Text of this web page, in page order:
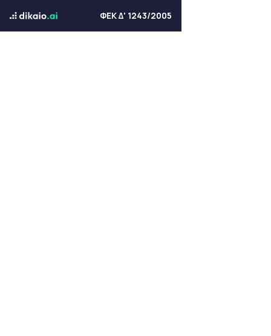
ΦΕΚ Δ' 1243/2005